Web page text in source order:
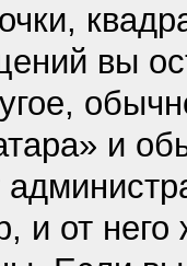
вы
и
и от него